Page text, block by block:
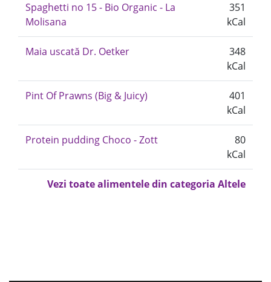
Spaghetti no 15 - Bio Organic - La
Molisana
351
kCal
Maia uscată Dr. Oetker
348
kCal
Pint Of Prawns (Big & Juicy)
401
kCal
Protein pudding Choco - Zott
80
kCal
Vezi toate alimentele din categoria Altele